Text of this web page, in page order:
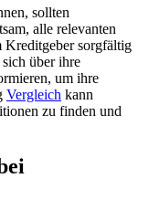
sollten
alle relevanten
sorgfältig
über ihre
um ihre
Vergleich kann
zu finden und